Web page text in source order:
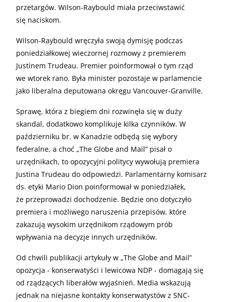
przetargów. Wilson-Raybould miała przeciwstawić
się naciskom.
Wilson-Raybould wręczyła swoją dymisję podczas
poniedziałkowej wieczornej rozmowy z premierem
Justinem Trudeau. Premier poinformował o tym rząd
we wtorek rano. Była minister pozostaje w parlamencie
jako liberalna deputowana okręgu Vancouver-Granville.
Sprawę, która z biegiem dni rozwinęła się w duży
skandal, dodatkowo komplikuje kilka czynników. W
październiku br. w Kanadzie odbędą się wybory
federalne, a choć „The Globe and Mail” pisał o
urzędnikach, to opozycyjni politycy wywołują premiera
Justina Trudeau do odpowiedzi. Parlamentarny komisarz
ds. etyki Mario Dion poinformował w poniedziałek,
że przeprowadzi dochodzenie. Będzie ono dotyczyło
premiera i możliwego naruszenia przepisów, które
zakazują wysokim urzędnikom rządowym prób
wpływania na decyzje innych urzędników.
Od chwili publikacji artykuły w „The Globe and Mail”
opozycja - konserwatyści i lewicowa NDP - domagają się
od rządzących liberałów wyjaśnień. Media wskazują
jednak na niejasne kontakty konserwatystów z SNC-